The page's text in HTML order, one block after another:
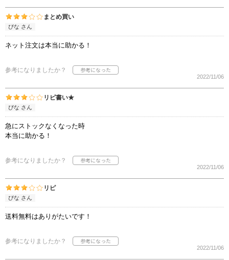
まとめ買い
ぴな さん
ネット注文は本当に助かる！
参考になりましたか？
2022/11/06
リピ書い★
ぴな さん
急にストックなくなった時
本当に助かる！
参考になりましたか？
2022/11/06
リピ
ぴな さん
送料無料はありがたいです！
参考になりましたか？
2022/11/06